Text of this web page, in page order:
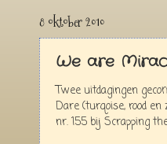
8 oktober 2010
We are
Twee uitdagingen
Dare (turqoise, rood
nr. 155 bij Scrapping